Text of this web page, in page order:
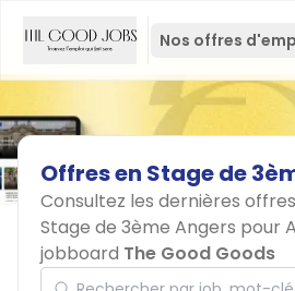
Nos offres
Offresen Stagede
Consultez les dernières
Stage de 3ème Angers pour
jobboard The Good Goods
Rechercher par job, mot-clé